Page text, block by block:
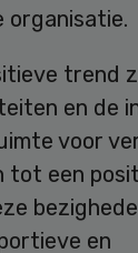
organisatie.
trend
en de
voor
tot een
en